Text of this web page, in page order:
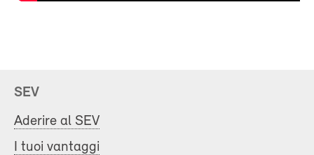
SEV
Aderire al SEV
I tuoi vantaggi